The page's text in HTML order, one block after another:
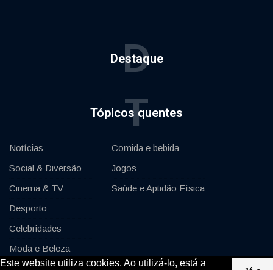
Este website utiliza cookies. Ao utilizá-lo, está a
Destaque
D
Tópicos quentes
T
Notícias
Social & Diversão
Cinema & TV
Desporto
Celebridades
Moda e Beleza
Comida e bebida
Jogos
Saúde e Aptidão Física